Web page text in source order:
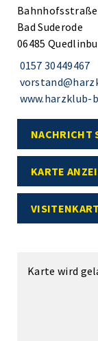
Bad Suderode
06485
0157 30449467
www.harzklub-
NACHRICHT
KARTE
Karte wird